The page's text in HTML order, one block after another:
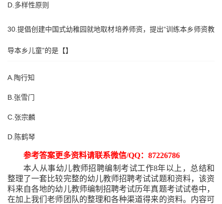
D.多样性原则
30.提倡创建中国式幼稚园就地取材培养师资，提出“训练本乡师资教
导本乡儿童”的是【】
A.陶行知
B.张雪门
C.张宗麟
D.陈鹤琴
参考答案更多资料请联系微信/QQ：87226786
本人从事幼儿教师招聘编制考试工作8年以上，总结和
整理了一套比较完整的幼儿教师招聘考试试题和资料，该资
料来自各地的幼儿教师编制招聘考试历年真题考试试卷中，
在加上我们老师团队的整理和各种渠道得来的资料。内容可